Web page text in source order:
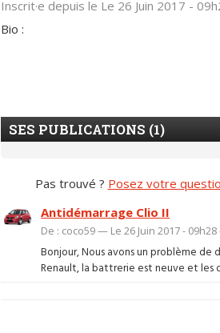
Inscrit·e depuis le Le 26 Juin 2017 -
Bio :
SES PUBLICATIONS (1)
Pas trouvé ? Posez votre
Antidémarrage Clio II
De : coco59 — Le 26 Juin 2017 -
Bonjour, Nous avons un problème de
Renault, la battrerie est neuve et les